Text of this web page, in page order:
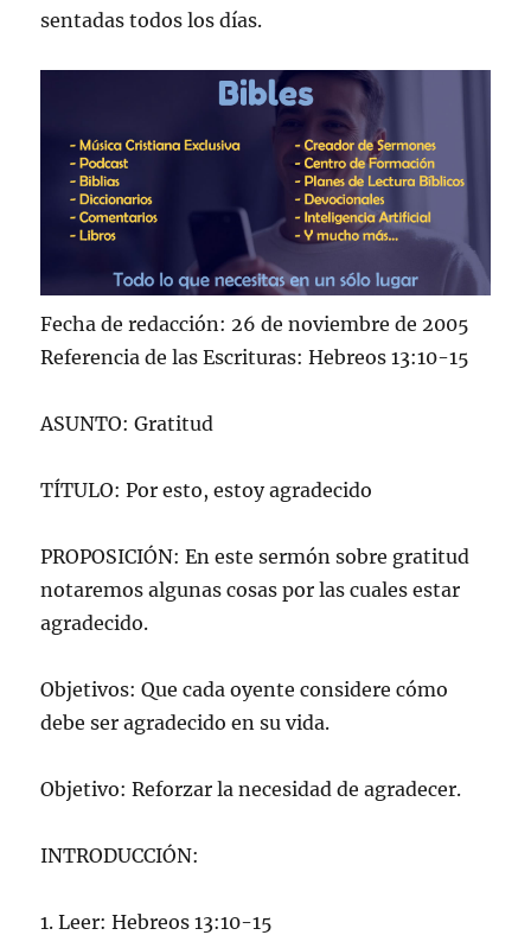
sentadas todos los días.
Fecha de redacción: 26 de noviembre de 2005
Referencia de las Escrituras: Hebreos 13:10-15
ASUNTO: Gratitud
TÍTULO: Por esto, estoy agradecido
PROPOSICIÓN: En este sermón sobre gratitud
notaremos algunas cosas por las cuales estar
agradecido.
Objetivos: Que cada oyente considere cómo
debe ser agradecido en su vida.
Objetivo: Reforzar la necesidad de agradecer.
INTRODUCCIÓN:
1. Leer: Hebreos 13:10-15